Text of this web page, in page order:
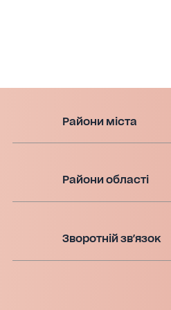
Райони міста
Райони області
Зворотній зв'язок